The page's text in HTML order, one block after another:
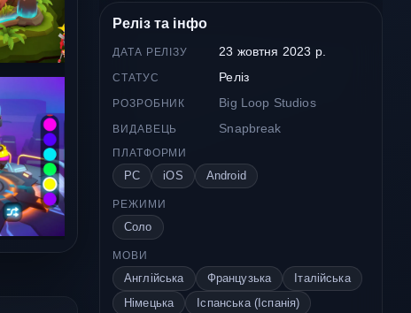
Реліз та інфо
ДАТА РЕЛІЗУ 23 жовтня 2023 р.
СТАТУС Реліз
РОЗРОБНИК Big Loop Studios
ВИДАВЕЦЬ Snapbreak
ПЛАТФОРМИ
PC iOS Android
РЕЖИМИ
Соло
МОВИ
Англійська Французька
Італійська
Німецька
Іспанська (Іспанія)